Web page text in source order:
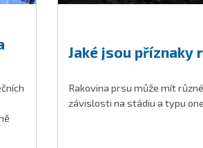
Jaké jsou příznaky
Rakovina prsu může mít
závislosti na stádiu a typu